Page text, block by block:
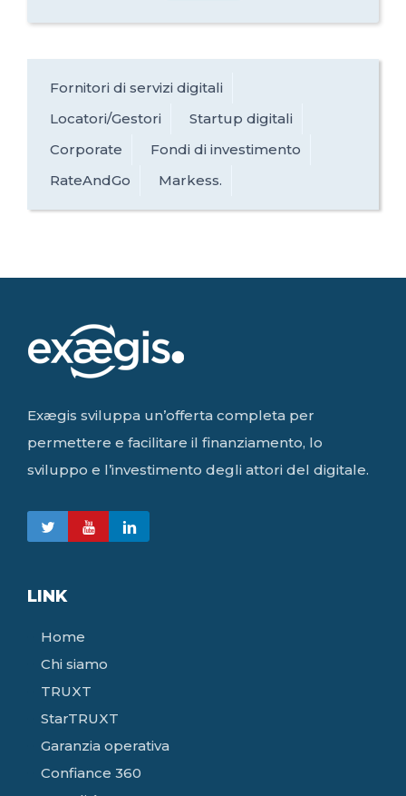
Fornitori di servizi digitali
Locatori/Gestori
Startup digitali
Corporate
Fondi di investimento
RateAndGo
Markess.
Exægis sviluppa un’offerta completa per
permettere e facilitare il finanziamento, lo
sviluppo e l’investimento degli attori del digitale.
LINK
Home
Chi siamo
TRUXT
StarTRUXT
Garanzia operativa
Confiance 360